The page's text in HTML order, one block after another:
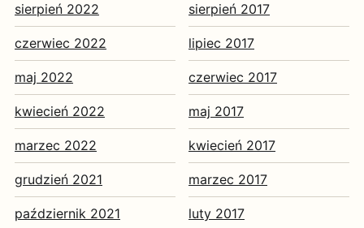
sierpień 2022
czerwiec 2022
maj 2022
kwiecień 2022
marzec 2022
grudzień 2021
październik 2021
sierpień 2017
lipiec 2017
czerwiec 2017
maj 2017
kwiecień 2017
marzec 2017
luty 2017